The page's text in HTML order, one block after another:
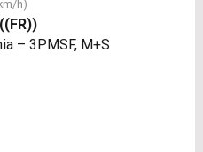
h)
((FR))
– 3PMSF, M+S